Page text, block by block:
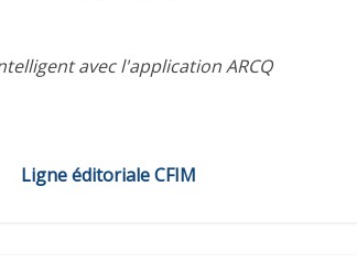
avec l'application ARCQ
Ligne éditoriale CFIM